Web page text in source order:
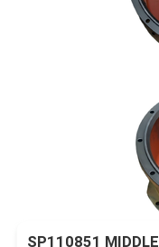
SP110851